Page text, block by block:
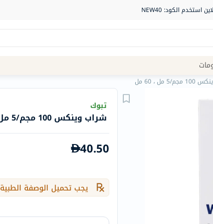
Navigation
الصيدلية
الماركات
Humantara
betadine
Posay
5 مل ، 60 مل
تبوك
شراب وينكس 100 مجم/5 مل ، 60 مل
40.50
يجب تحميل الوصفة الطبية